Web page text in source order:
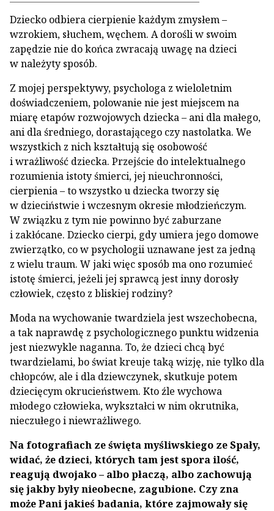
Dziecko odbiera cierpienie każdym zmysłem –
wzrokiem, słuchem, węchem. A dorośli w swoim
zapędzie nie do końca zwracają uwagę na dzieci
w należyty sposób.
Z mojej perspektywy, psychologa z wieloletnim
doświadczeniem, polowanie nie jest miejscem na
miarę etapów rozwojowych dziecka – ani dla małego,
ani dla średniego, dorastającego czy nastolatka. We
wszystkich z nich kształtują się osobowość
i wrażliwość dziecka. Przejście do intelektualnego
rozumienia istoty śmierci, jej nieuchronności,
cierpienia – to wszystko u dziecka tworzy się
w dzieciństwie i wczesnym okresie młodzieńczym.
W związku z tym nie powinno być zaburzane
i zakłócane. Dziecko cierpi, gdy umiera jego domowe
zwierzątko, co w psychologii uznawane jest za jedną
z wielu traum. W jaki więc sposób ma ono rozumieć
istotę śmierci, jeżeli jej sprawcą jest inny dorosły
człowiek, często z bliskiej rodziny?
Moda na wychowanie twardziela jest wszechobecna,
a tak naprawdę z psychologicznego punktu widzenia
jest niezwykle naganna. To, że dzieci chcą być
twardzielami, bo świat kreuje taką wizję, nie tylko dla
chłopców, ale i dla dziewczynek, skutkuje potem
dziecięcym okrucieństwem. Kto źle wychowa
młodego człowieka, wykształci w nim okrutnika,
nieczułego i niewrażliwego.
Na fotografiach ze święta myśliwskiego ze Spały,
widać, że dzieci, których tam jest spora ilość,
reagują dwojako – albo płaczą, albo zachowują
się jakby były nieobecne, zagubione. Czy zna
może Pani jakieś badania, które zajmowały się